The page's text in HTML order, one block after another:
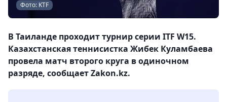
Фото: KTF
В Таиланде проходит турнир серии ITF W15.
Казахстанская теннисистка Жибек Куламбаева
провела матч второго круга в одиночном
разряде, сообщает Zakon.kz.